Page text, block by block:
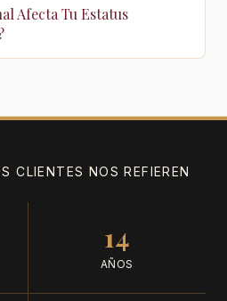
Afecta Tu Estatus
CLIENTES NOS REFIEREN
14
AÑOS